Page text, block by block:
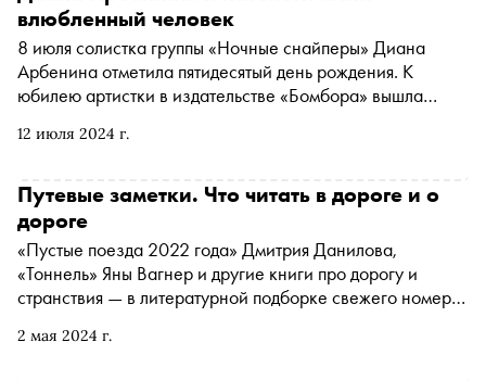
12 июля 2024 г.
влюбленный человек
8 июля солистка группы «Ночные снайперы» Диана
Арбенина отметила пятидесятый день рождения. К
юбилею артистки в издательстве «Бомбора» вышла
всех знаковых песен «Ночных снайперов»: от «Солнца»,
года. На бумагу удалось переложить живой процесс
творчества и самой жизни — в виде коллажей и
рукописей. Литературный критик Наталья Ломыкина
поговорила с Дианой Арбениной о творчестве и
возрасте, о том, как черновики превращаются в арт-
объект, как меняются тексты в сложные времена и где
взять смелость оставаться самой собой
2 мая 2024 г.
Путевые заметки. Что читать в дороге и о
дороге
«Пустые поезда 2022 года» Дмитрия Данилова,
«Тоннель» Яны Вагнер и другие книги про дорогу и
странствия — в литературной подборке свежего номера